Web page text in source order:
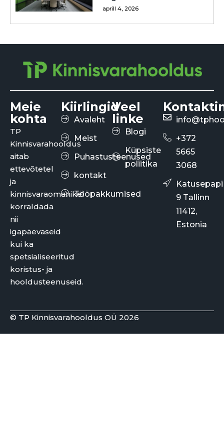
aprill 4, 2026
Meie
kohta
TP
Kinnisvarahooldus
aitab
ettevõtetel
ja
kinnisvaraomanikel
korraldada
nii
igapäevaseid
kui ka
spetsialiseeritud
koristus- ja
hooldusteenuseid.
Kiirlingid
Avaleht
Meist
Puhastusteenused
kontakt
Tööpakkumised
Veel
linke
Blogi
Küpsiste
poliitika
+372
5665
3068
Katusepapi
9 Tallinn
11412,
Estonia
© TP Kinnisvarahooldus OÜ 2026